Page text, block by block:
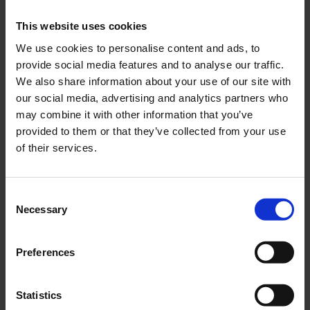
This website uses cookies
We use cookies to personalise content and ads, to
provide social media features and to analyse our traffic.
We also share information about your use of our site with
our social media, advertising and analytics partners who
may combine it with other information that you’ve
provided to them or that they’ve collected from your use
of their services.
Necessary
Preferences
Statistics
Packningssats Yamaha
DT50
03-14-101
159KR
Växelpedal Honda MT mfl.
HOM007-03-74-201
149KR